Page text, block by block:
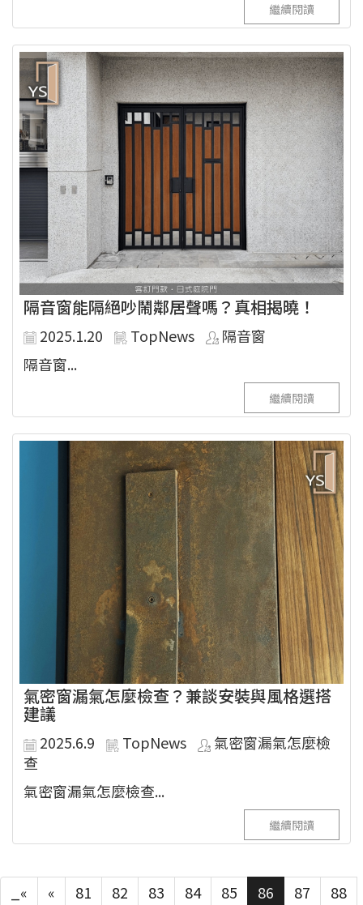
繼續閱讀
隔音窗能隔絕吵鬧鄰居聲嗎？真相揭曉！
2025.1.20 TopNews
隔音窗
隔音窗...
繼續閱讀
氣密窗漏氣怎麼檢查？兼談安裝與風格選搭
建議
2025.6.9 TopNews
氣密窗漏氣怎麼檢
查
氣密窗漏氣怎麼檢查...
繼續閱讀
_« « 81 82 83 84 85 86 87
88